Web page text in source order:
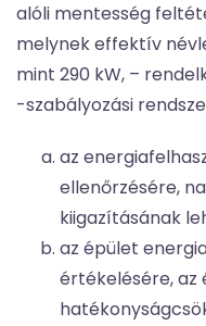
alóli mentesség
melynek effektív
mint 290 kW, –
-szabályozási
az
ellenőrzésére,
kiigazításának
az épület
értékelésére, az